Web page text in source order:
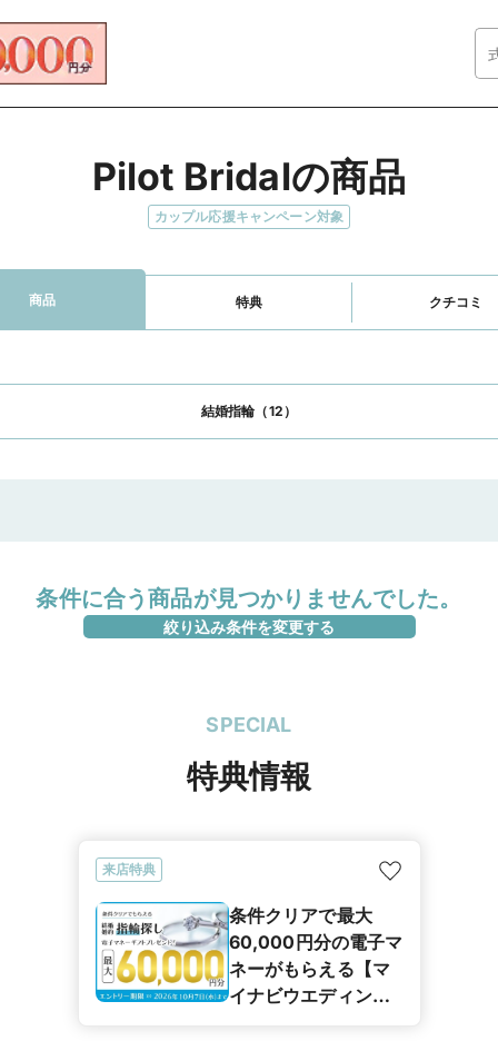
Pilot Bridalの商品
カップル応援キャンペーン対象
商品 特典 クチコミ
結婚指輪（12）
条件に合う商品が見つかりませんでした。
絞り込み条件を変更する
SPECIAL
特典情報
来店特典
条件クリアで最大
60,000円分の電子マ
ネーがもらえる【マ
イナビウエディング